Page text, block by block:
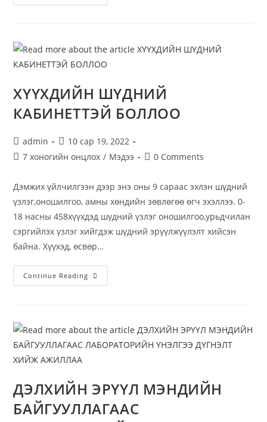
ХҮҮХДИЙН ШҮДНИЙ
КАБИНЕТТЭЙ БОЛЛОО
admin
10 сар 19, 2022
7 хоногийн онцлох / Мэдээ 0 Comments
Дэмжих үйлчилгээн дээр энэ оны 9 сараас эхлэн шүдний
үзлэг,оношилгоо, амны хөндийн зөвлөгөө өгч эхэллээ. 0-
18 насны 458хүүхдэд шүдний үзлэг оношилгоо,урьдчилан
сэргийлэх үзлэг хийгдэж шүдний эрүүлжүүлэлт хийсэн
байна. Хүүхэд, өсвөр…
Continue Reading
ДЭЛХИЙН ЭРҮҮЛ МЭНДИЙН
БАЙГУУЛЛАГААС